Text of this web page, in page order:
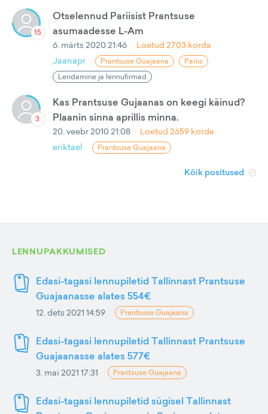
15
Otselennud Pariisist Prantsuse
asumaadesse L-Am
6. märts 2020 21:46 Loetud 2703 korda
Jaanapr
Prantsuse Guajaana
Pariis
Lendamine ja lennufirmad
3
Kas Prantsuse Gujaanas on keegi käinud?
Plaanin sinna aprillis minna.
20. veebr 2010 21:08 Loetud 2659 korda
eriktael
Prantsuse Guajaana
Kõik positused
LENNUPAKKUMISED
Edasi-tagasi lennupiletid Tallinnast Prantsuse
Guajaanasse alates 554€
12. dets 2021 14:59 Prantsuse Guajaana
Edasi-tagasi lennupiletid Tallinnast Prantsuse
Guajaanasse alates 577€
3. mai 2021 17:31 Prantsuse Guajaana
Edasi-tagasi lennupiletid sügisel Tallinnast